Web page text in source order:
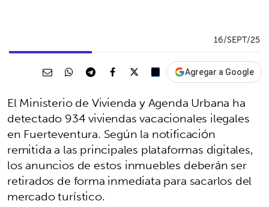
16/SEPT/25
Agregar a Google
El Ministerio de Vivienda y Agenda Urbana ha
detectado 934 viviendas vacacionales ilegales
en Fuerteventura. Según la notificación
remitida a las principales plataformas digitales,
los anuncios de estos inmuebles deberán ser
retirados de forma inmediata para sacarlos del
mercado turístico.